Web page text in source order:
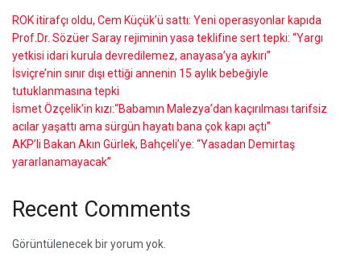
ROK itirafçı oldu, Cem Küçük’ü sattı: Yeni operasyonlar kapıda
Prof.Dr. Sözüer Saray rejiminin yasa teklifine sert tepki: “Yargı
yetkisi idari kurula devredilemez, anayasa’ya aykırı”
İsviçre’nin sınır dışı ettiği annenin 15 aylık bebeğiyle
tutuklanmasına tepki
İsmet Özçelik’in kızı:“Babamın Malezya’dan kaçırılması tarifsiz
acılar yaşattı ama sürgün hayatı bana çok kapı açtı”
AKP’li Bakan Akın Gürlek, Bahçeli’ye: “Yasadan Demirtaş
yararlanamayacak”
Recent Comments
Görüntülenecek bir yorum yok.